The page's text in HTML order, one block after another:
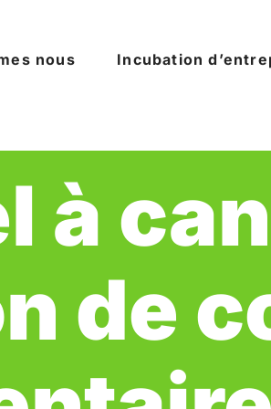
nous Incubation
à
de